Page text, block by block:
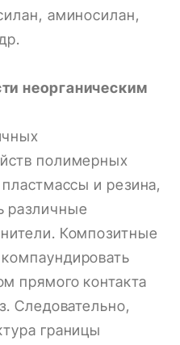
аминосилан,
неорганическим
полимерных
и резина,
различные
Композитные
прямого контакта
Следовательно,
границы